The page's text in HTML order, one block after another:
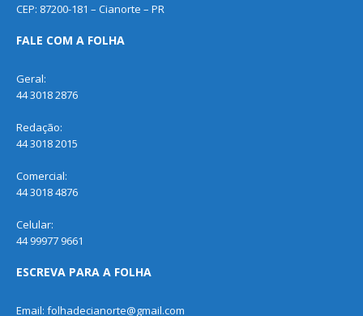
CEP: 87200-181 – Cianorte – PR
FALE COM A FOLHA
Geral:
44 3018 2876
Redação:
44 3018 2015
Comercial:
44 3018 4876
Celular:
44 99977 9661
ESCREVA PARA A FOLHA
Email: folhadecianorte@gmail.com